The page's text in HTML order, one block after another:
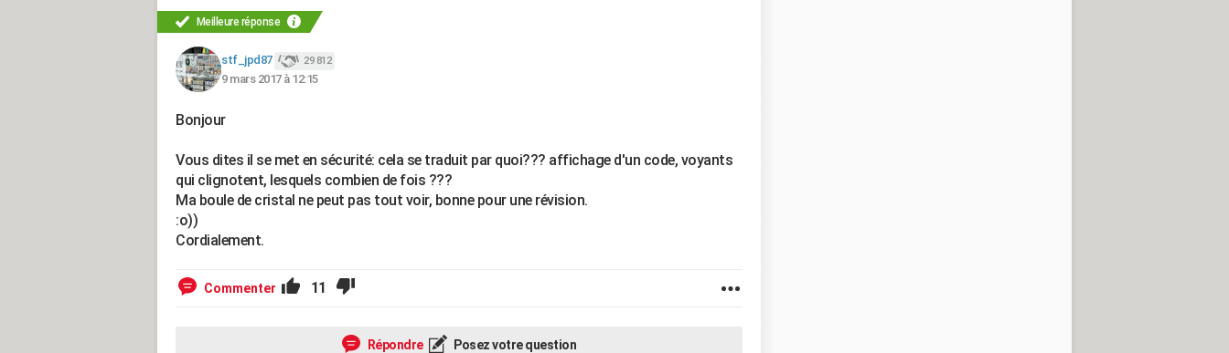
Meilleure réponse
stf_jpd87 29 812
9 mars 2017 à 12:15
Bonjour
Vous dites il se met en sécurité: cela se traduit par quoi??? affichage d'un code, voyants
qui clignotent, lesquels combien de fois ???
Ma boule de cristal ne peut pas tout voir, bonne pour une révision.
:o))
Cordialement.
Commenter 11
Répondre Posez votre question